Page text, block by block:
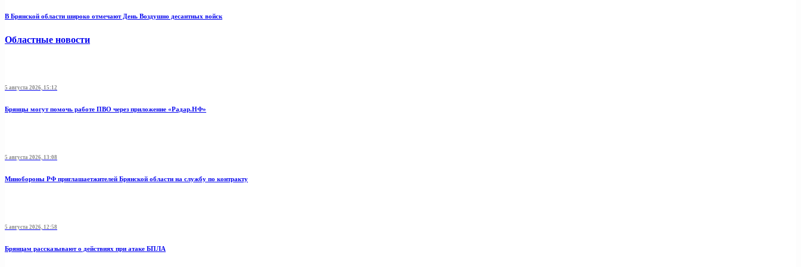
В Брянской области широко отмечают День Воздушно десантных войск
Областные новости
5 августа 2026, 15:12
Брянцы могут помочь работе ПВО через приложение «Радар.НФ»
5 августа 2026, 13:08
Минобoроны РФ приглaшaетжитeлeй Брянской области на службу по контракту
5 августа 2026, 12:58
Брянцам рассказывают о действиях при атаке БПЛА